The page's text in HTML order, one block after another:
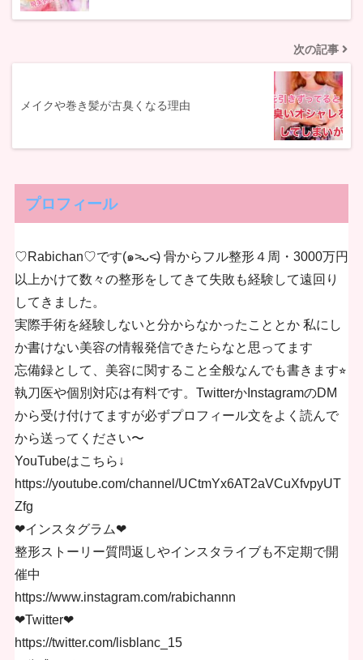
次の記事
メイクや巻き髪が古臭くなる理由
プロフィール
♡Rabichan♡です(๑˃̵ᴗ˂̵) 骨からフル整形４周・3000万円
以上かけて数々の整形をしてきて失敗も経験して遠回り
してきました。
実際手術を経験しないと分からなかったこととか 私にし
か書けない美容の情報発信できたらなと思ってます
忘備録として、美容に関すること全般なんでも書きます⭐︎
執刀医や個別対応は有料です。TwitterかInstagramのDM
から受け付けてますが必ずプロフィール文をよく読んで
から送ってください〜
YouTubeはこちら↓
https://youtube.com/channel/UCtmYx6AT2aVCuXfvpyUT
Zfg
❤︎インスタグラム❤︎
整形ストーリー質問返しやインスタライブも不定期で開
催中
https://www.instagram.com/rabichannn
❤︎Twitter❤︎
https://twitter.com/lisblanc_15